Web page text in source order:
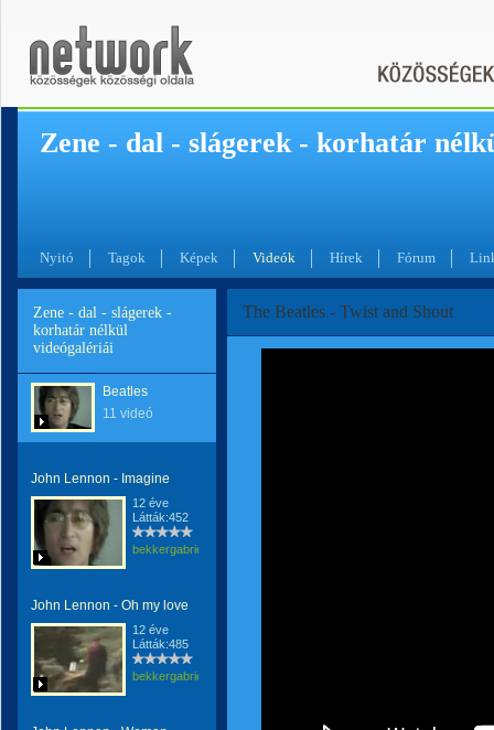
Zene - dal - slágerek - korhatár
Nyitó Tagok Képek Videók Hírek Fórum
Zene - dal - slágerek -
korhatár nélkül
videógalériái
Beatles
11 videó
John Lennon - Imagine
12 éve
Látták:452
bekkergabriella
John Lennon - Oh my love
12 éve
Látták:485
bekkergabriella
The Beatles - Twist and Shout